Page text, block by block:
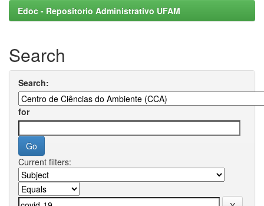
Edoc - Repositorio Administrativo UFAM
Search
Search:
for
Current filters: